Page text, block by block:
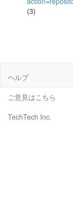
(3)
ヘルプ
ご意見はこちら
TechTech Inc.